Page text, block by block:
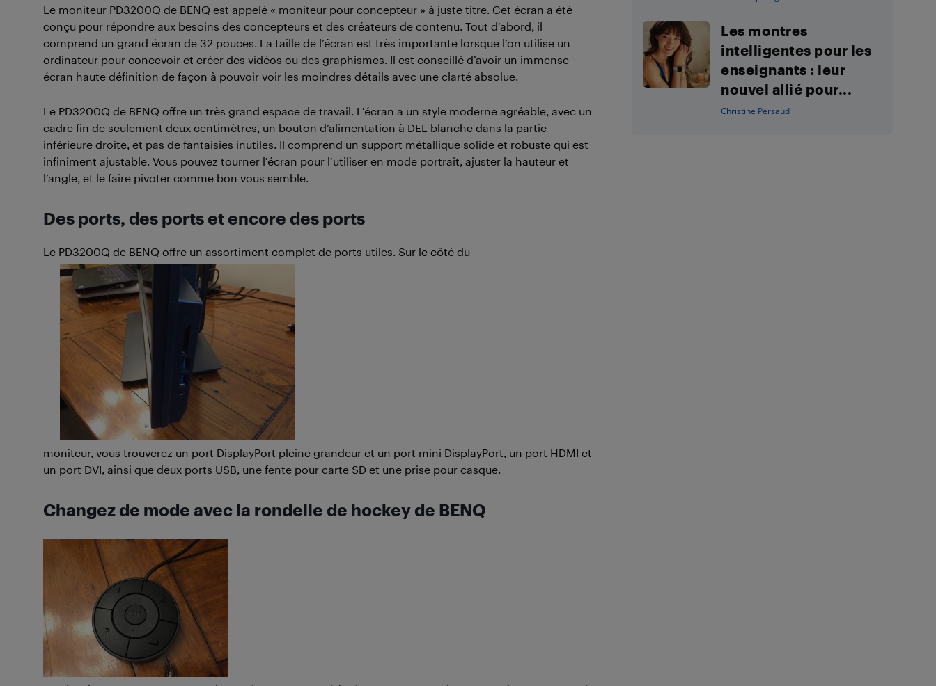
Le moniteur PD3200Q de BENQ est appelé « moniteur pour concepteur » à juste titre. Cet écran a été
conçu pour répondre aux besoins des concepteurs et des créateurs de contenu. Tout d’abord, il
comprend un grand écran de 32 pouces. La taille de l’écran est très importante lorsque l’on utilise un
ordinateur pour concevoir et créer des vidéos ou des graphismes. Il est conseillé d’avoir un immense
écran haute définition de façon à pouvoir voir les moindres détails avec une clarté absolue.
Le PD3200Q de BENQ offre un très grand espace de travail. L’écran a un style moderne agréable, avec un
cadre fin de seulement deux centimètres, un bouton d’alimentation à DEL blanche dans la partie
inférieure droite, et pas de fantaisies inutiles. Il comprend un support métallique solide et robuste qui est
infiniment ajustable. Vous pouvez tourner l’écran pour l’utiliser en mode portrait, ajuster la hauteur et
l’angle, et le faire pivoter comme bon vous semble.
Des ports, des ports et encore des ports
Le PD3200Q de BENQ offre un assortiment complet de ports utiles. Sur le côté du
moniteur, vous trouverez un port DisplayPort pleine grandeur et un port mini DisplayPort, un port HDMI et
un port DVI, ainsi que deux ports USB, une fente pour carte SD et une prise pour casque.
Changez de mode avec la rondelle de hockey de BENQ
Les montres
intelligentes pour les
enseignants : leur
nouvel allié pour...
Christine Persaud